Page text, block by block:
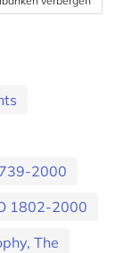
2000
1802-2000
The